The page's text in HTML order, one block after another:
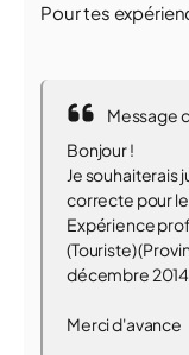
Pour tes
Message
Bonjour !
Je souhaiterais
correcte pour le
Expérience
(Touriste)
décembre
Merci d'avance